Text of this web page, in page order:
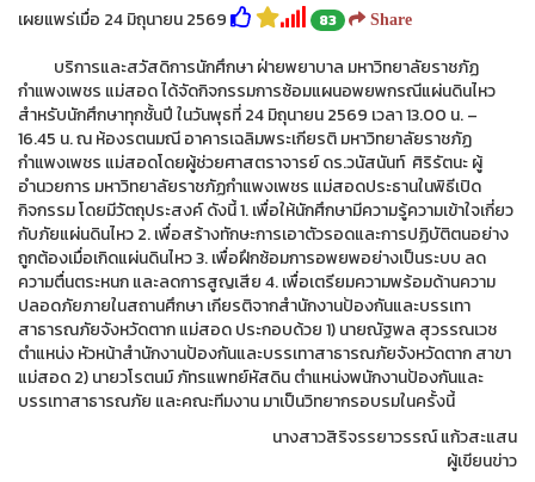
เผยแพร่เมื่อ 24 มิถุนายน 2569 83 Share
บริการและสวัสดิการนักศึกษา ฝ่ายพยาบาล มหาวิทยาลัยราชภัฏ
กำแพงเพชร แม่สอด ได้จัดกิจกรรมการซ้อมแผนอพยพกรณีแผ่นดินไหว
สำหรับนักศึกษาทุกชั้นปี ในวันพุธที่ 24 มิถุนายน 2569 เวลา 13.00 น. –
16.45 น. ณ ห้องรตนมณี อาคารเฉลิมพระเกียรติ มหาวิทยาลัยราชภัฏ
กำแพงเพชร แม่สอดโดยผู้ช่วยศาสตราจารย์ ดร.วนัสนันท์ ศิริรัตนะ ผู้
อำนวยการ มหาวิทยาลัยราชภัฏกำแพงเพชร แม่สอดประธานในพิธีเปิด
กิจกรรม โดยมีวัตถุประสงค์ ดังนี้ 1. เพื่อให้นักศึกษามีความรู้ความเข้าใจเกี่ยว
กับภัยแผ่นดินไหว 2. เพื่อสร้างทักษะการเอาตัวรอดและการปฏิบัติตนอย่าง
ถูกต้องเมื่อเกิดแผ่นดินไหว 3. เพื่อฝึกซ้อมการอพยพอย่างเป็นระบบ ลด
ความตื่นตระหนก และลดการสูญเสีย 4. เพื่อเตรียมความพร้อมด้านความ
ปลอดภัยภายในสถานศึกษา เกียรติจากสำนักงานป้องกันและบรรเทา
สาธารณภัยจังหวัดตาก แม่สอด ประกอบด้วย 1) นายณัฐพล สุวรรณเวช
ตำแหน่ง หัวหน้าสำนักงานป้องกันและบรรเทาสาธารณภัยจังหวัดตาก สาขา
แม่สอด 2) นายวโรตนม์ ภัทรแพทย์หัสดิน ตำแหน่งพนักงานป้องกันและ
บรรเทาสาธารณภัย และคณะทีมงาน มาเป็นวิทยากรอบรมในครั้งนี้
นางสาวสิริจรรยาวรรณ์ แก้วสะแสน
ผู้เขียนข่าว